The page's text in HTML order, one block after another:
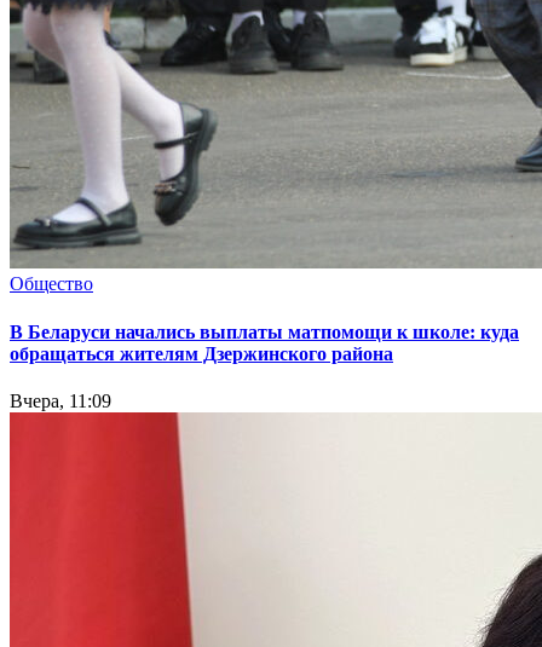
Общество
В Беларуси начались выплаты матпомощи к школе: куда
обращаться жителям Дзержинского района
Вчера, 11:09